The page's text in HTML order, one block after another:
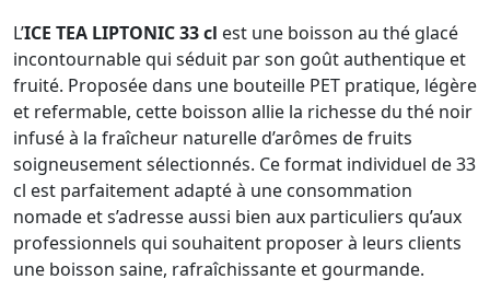
L’ICE TEA LIPTONIC 33 cl est une boisson au thé glacé
incontournable qui séduit par son goût authentique et
fruité. Proposée dans une bouteille PET pratique, légère
et refermable, cette boisson allie la richesse du thé noir
infusé à la fraîcheur naturelle d’arômes de fruits
soigneusement sélectionnés. Ce format individuel de 33
cl est parfaitement adapté à une consommation
nomade et s’adresse aussi bien aux particuliers qu’aux
professionnels qui souhaitent proposer à leurs clients
une boisson saine, rafraîchissante et gourmande.